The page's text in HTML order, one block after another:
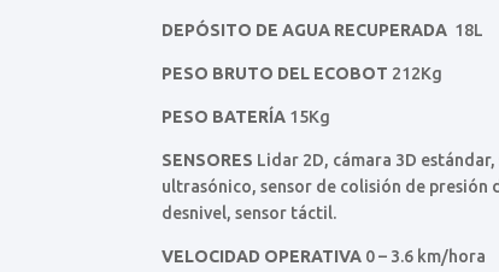
DEPÓSITO DE AGUA RECUPERADA 18L
PESO BRUTO DEL ECOBOT 212Kg
PESO BATERÍA 15Kg
SENSORES Lidar 2D, cámara 3D estándar,
ultrasónico, sensor de colisión de presión
desnivel, sensor táctil.
VELOCIDAD OPERATIVA 0 – 3.6 km/hora